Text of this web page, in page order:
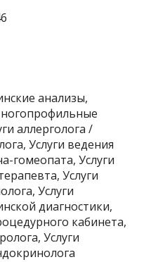
анализы,
аллерголога /
Услуги ведения
гомеопата, Услуги
Услуги
Услуги
диагностики,
кабинета,
Услуги